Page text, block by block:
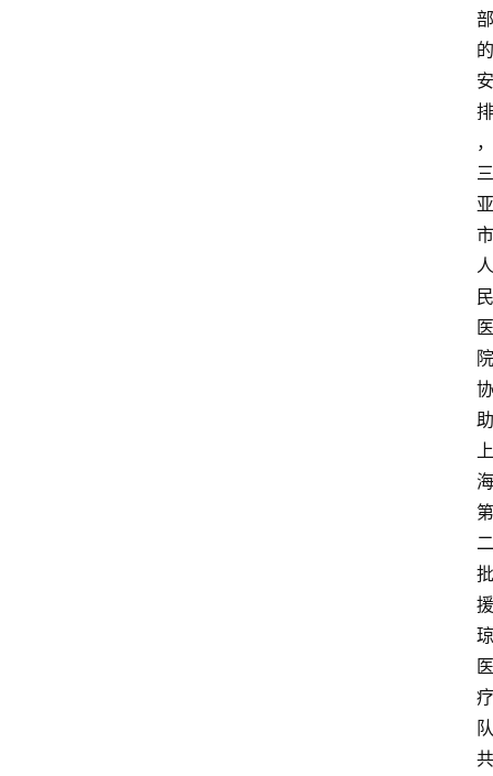
部
的
安
排
，
三
亚
市
人
民
医
院
协
助
上
海
第
二
批
援
琼
医
疗
队
共